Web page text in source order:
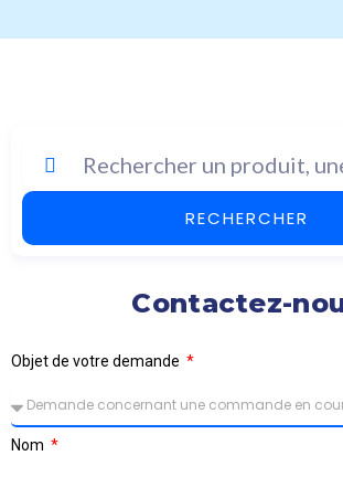
au
RECHERCHER
Contactez-
Objet de votre demande
Nom